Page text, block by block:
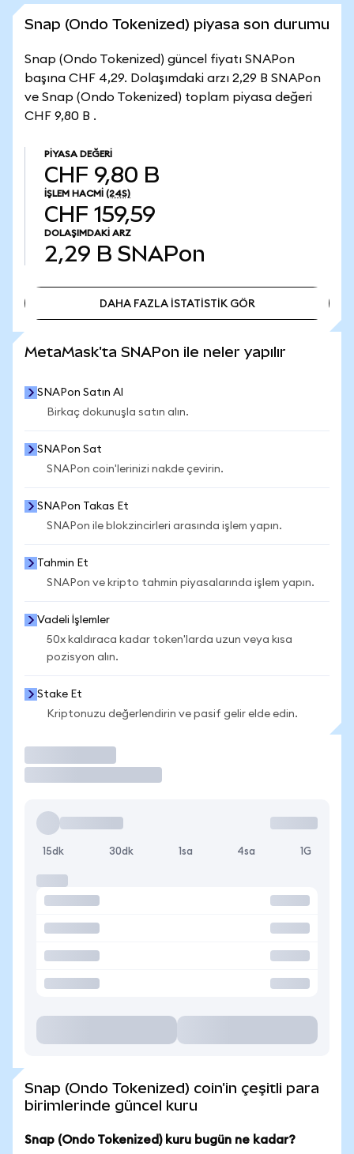
Snap (Ondo Tokenized) piyasa son durumu
Snap (Ondo Tokenized) güncel fiyatı SNAPon
başına CHF 4,29. Dolaşımdaki arzı 2,29 B SNAPon
ve Snap (Ondo Tokenized) toplam piyasa değeri
CHF 9,80 B .
PIYASA DEĞERI
CHF 9,80 B
İŞLEM HACMI (24S)
CHF 159,59
DOLAŞIMDAKI ARZ
2,29 B SNAPon
DAHA FAZLA İSTATİSTİK GÖR
MetaMask'ta SNAPon ile neler yapılır
SNAPon Satın Al
Birkaç dokunuşla satın alın.
SNAPon Sat
SNAPon coin'lerinizi nakde çevirin.
SNAPon Takas Et
SNAPon ile blokzincirleri arasında işlem yapın.
Tahmin Et
SNAPon ve kripto tahmin piyasalarında işlem yapın.
Vadeli İşlemler
50x kaldıraca kadar token'larda uzun veya kısa
pozisyon alın.
Stake Et
Kriptonuzu değerlendirin ve pasif gelir elde edin.
15dk 30dk 1sa 4sa 1G
Snap (Ondo Tokenized) coin'in çeşitli para
birimlerinde güncel kuru
Snap (Ondo Tokenized) kuru bugün ne kadar?